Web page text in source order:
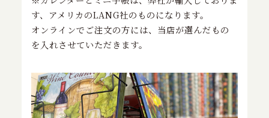
す、アメリカのLANG社のものになります。
オンラインでご注文の方には、当店が選んだもの
を入れさせていただきます。